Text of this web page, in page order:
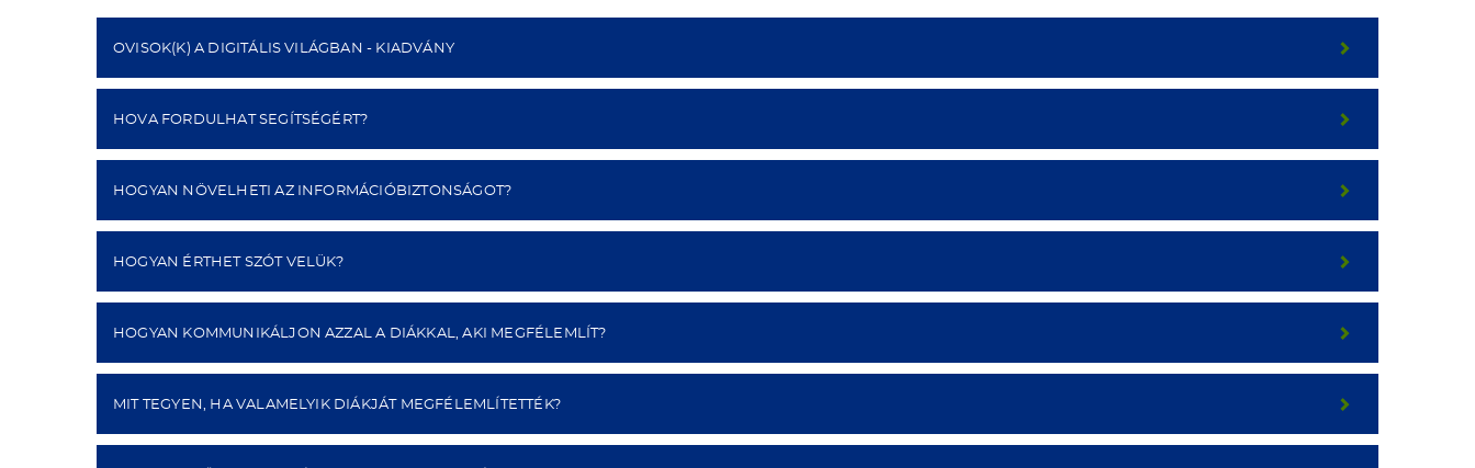
OVISOK(K) A DIGITÁLIS VILÁGBAN - KIADVÁNY
HOVA FORDULHAT SEGÍTSÉGÉRT?
HOGYAN NÖVELHETI AZ INFORMÁCIÓBIZTONSÁGOT?
HOGYAN ÉRTHET SZÓT VELÜK?
HOGYAN KOMMUNIKÁLJON AZZAL A DIÁKKAL, AKI MEGFÉLEMLÍT?
MIT TEGYEN, HA VALAMELYIK DIÁKJÁT MEGFÉLEMLÍTETTÉK?